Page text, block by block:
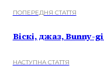
ПОПЕРЕДНЯ СТАТТЯ
Віскі, джаз, Bunny-
НАСТУПНА СТАТТЯ